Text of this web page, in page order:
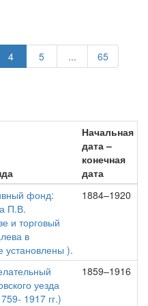
4 5 ... 65
Начальная
дата –
конечная
дата
фонд:
П.В.
и торговый
в
установлены ).
1884–1920
уезда
1917 гг.)
1859–1916